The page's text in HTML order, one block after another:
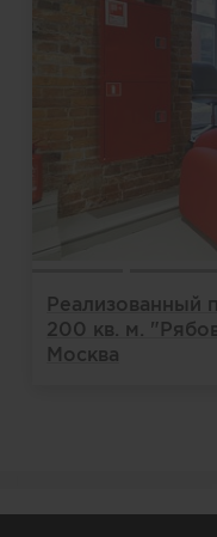
Реализованный
200 кв. м.
Москва